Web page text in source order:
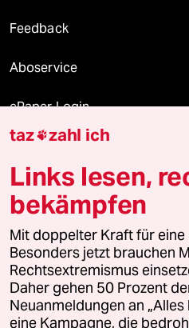
Feedback
Aboservice
ePaper Login
Downloads für Abonnierende
© 2026 taz Verlags und
Alle Rechte vorbehalten. Bei
wenden Sie sich bitte an
Feedback Redaktionsstatut
taz zahl ich
Links lesen,
bekämpfen
Mit doppelter Kraft für
Besonders jetzt brauchen
Rechtsextremismus
Daher gehen 50 Prozent
Neuanmeldungen an
eine Kampagne, die